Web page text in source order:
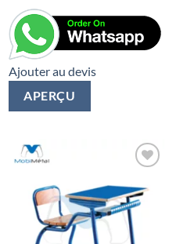
Ajouter au devis
APERÇU